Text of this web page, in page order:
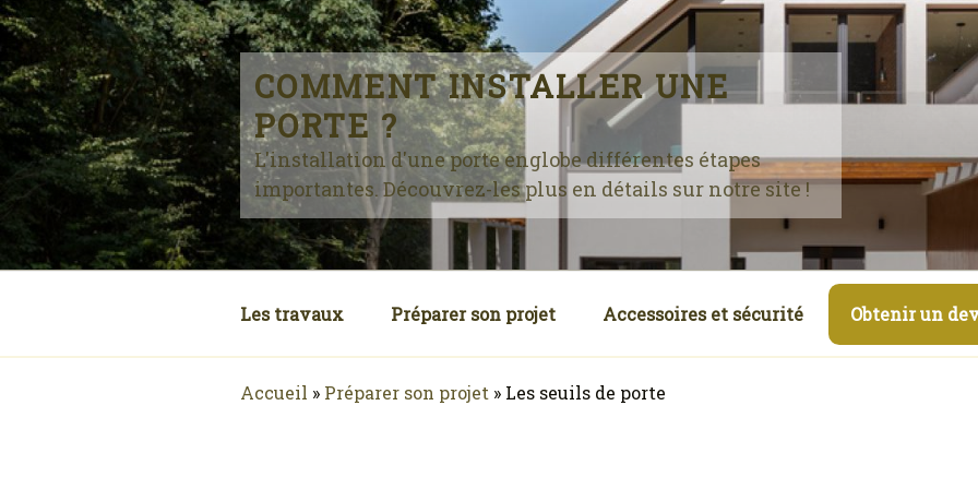
Skip
to
content
COMMENT INSTALLER UNE
PORTE ?
L'installation d'une porte englobe différentes étapes
importantes. Découvrez-les plus en détails sur notre site !
Les travaux Préparer son projet Accessoires et sécurité Obtenir un
Accueil » Préparer son projet » Les seuils de porte